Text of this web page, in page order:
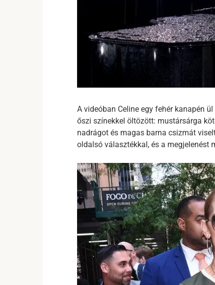
A videóban Celine egy fehér kanapén
őszi színekkel öltözött: mustársárga
nadrágot és magas barna csizmát
oldalsó választékkal, és a megjelenést